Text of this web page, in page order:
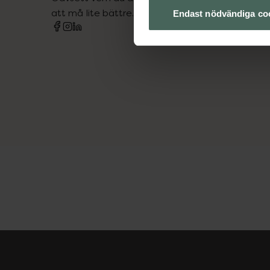
Endast nödvändiga
att må lite bättre. Välkommen att prata med